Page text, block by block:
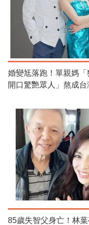
婚變尪落跑！單親媽
開口驚艷眾人」熬成
85歲失智父身亡！林